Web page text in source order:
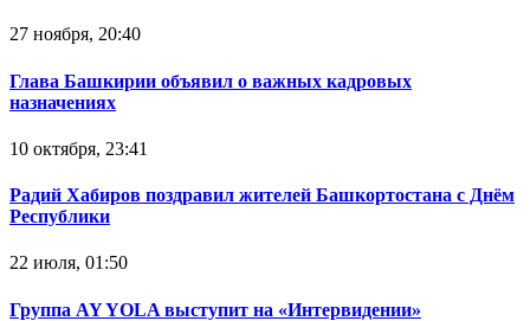
27 ноября, 20:40
Глава Башкирии объявил о важных кадровых
назначениях
10 октября, 23:41
Радий Хабиров поздравил жителей Башкортостана с Днём
Республики
22 июля, 01:50
Группа AY YOLA выступит на «Интервидении»